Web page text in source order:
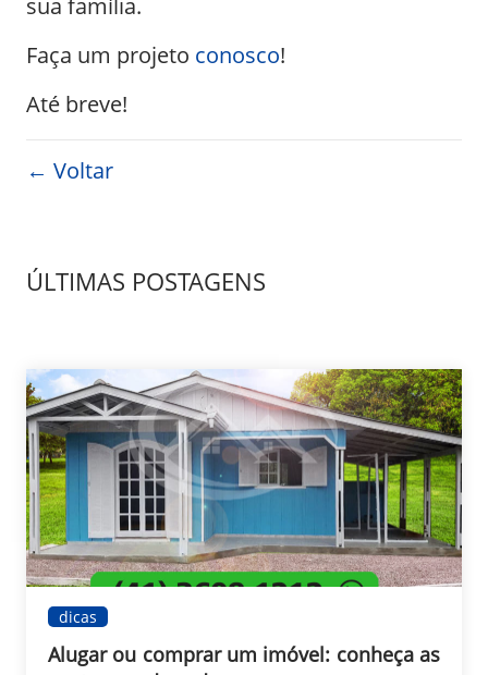
sua família.
Faça um projeto conosco!
Até breve!
← Voltar
ÚLTIMAS POSTAGENS
dicas
Alugar ou comprar um imóvel: conheça as